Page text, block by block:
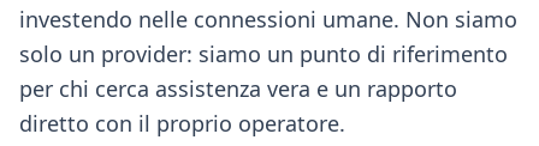
investendo nelle connessioni umane. Non siamo
solo un provider: siamo un punto di riferimento
per chi cerca assistenza vera e un rapporto
diretto con il proprio operatore.